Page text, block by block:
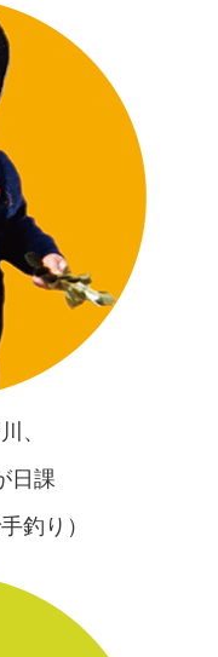
、
日課
釣り）